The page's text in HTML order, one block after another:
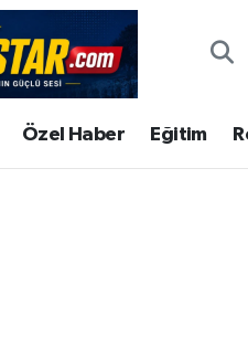
Özel Haber Eğitim